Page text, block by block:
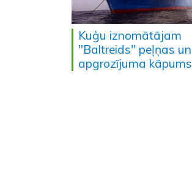
Kuģu iznomātājam
"Baltreids" peļņas un
apgrozījuma kāpums